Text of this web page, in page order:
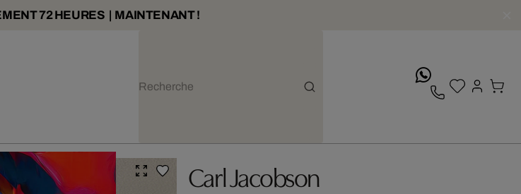
72 HEURES | MAINTENANT !
Carl Jacobson